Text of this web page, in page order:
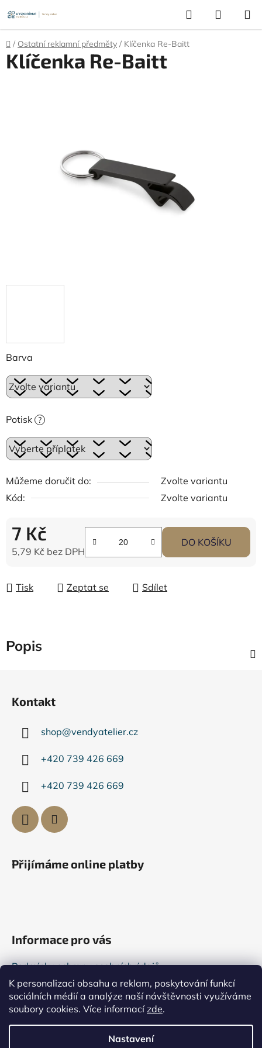
K personalizaci obsahu a reklam, poskytování funkcí
sociálních médií a analýze naší návštěvnosti využíváme
soubory cookies. Více informacízde.
Nastavení
na
obsah
Hledat
KOŠÍK
Domů
/ Ostatní reklamní předměty / Klíčenka Re-Baitt
Barva
Potisk ?
Můžeme doručit do:
Zvolte variantu
Kód:
Zvolte variantu
7 Kč
5,79 Kč bez DPH
DO KOŠÍKU
Tisk Zeptat se Sdílet
Klíčenka Re-Baitt
Popis
Kontakt
shop@vendyatelier.cz
+420 739 426 669
+420 739 426 669
Přijímáme online platby
Informace pro vás
Podmínky ochrany osobních údajů
Všeobecné obchodní podmínky
Kontakty